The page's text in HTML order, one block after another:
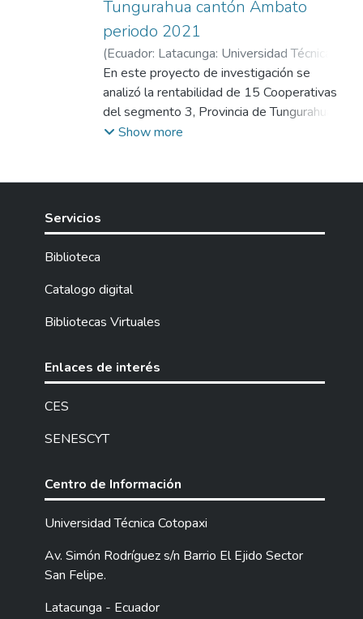
Tungurahua cantón Ambato
periodo 2021
(Ecuador: Latacunga: Universidad Técnica de
Cotopaxi (UTC).,2023)Quishpe Cando,
Bélgica Salomé;Toaquiza Sigcha, Kerly
Jhomayra;Espín Balseca, Lorena del Rocío
En este proyecto de investigación se
analizó la rentabilidad de 15 Cooperativas
del segmento 3, Provincia de Tungurahua,
Cantón Ambato, se utilizó un enfoque
boletines financieros obtenidos de la base
Solidaria (SEPS) correspondiente al año
Show more
Servicios
Biblioteca
Catalogo digital
Bibliotecas Virtuales
Enlaces de interés
CES
SENESCYT
Centro de Información
Universidad Técnica Cotopaxi
Av. Simón Rodríguez s/n Barrio El Ejido Sector
San Felipe.
Latacunga - Ecuador